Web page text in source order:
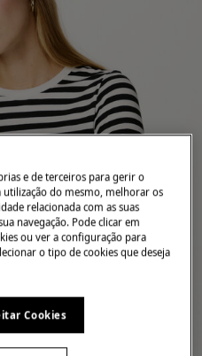
e de terceiros para gerir o
do mesmo, melhorar os
relacionada com as suas
navegação. Pode clicar em
ou ver a configuração para
o tipo de cookies que deseja
Cookies